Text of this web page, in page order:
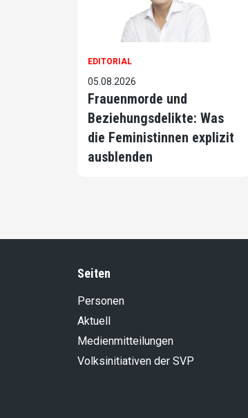
EDITORIAL
05.08.2026
Frauenmorde und
Beziehungsdelikte: Was
die Feministinnen explizit
ausblenden
Seiten
Personen
Aktuell
Medienmitteilungen
Volksinitiativen der SVP